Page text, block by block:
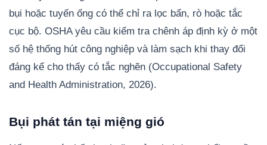
bụi hoặc tuyến ống có thể chỉ ra lọc bẩn, rò hoặc tắc
cục bộ. OSHA yêu cầu kiểm tra chênh áp định kỳ ở một
số hệ thống hút công nghiệp và làm sạch khi thay đổi
đáng kể cho thấy có tắc nghẽn (Occupational Safety
and Health Administration, 2026).
Bụi phát tán tại miệng gió